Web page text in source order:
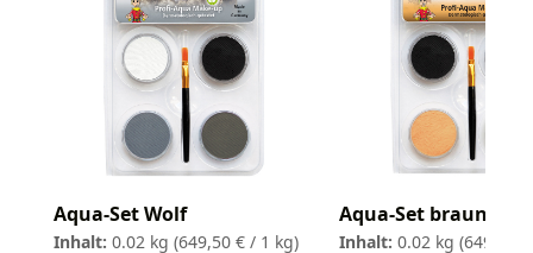
Aqua-Set Wolf
Inhalt: 0.02 kg (649,50 € / 1 kg)
Aqua-Set brauner
Inhalt: 0.02 kg (649,50